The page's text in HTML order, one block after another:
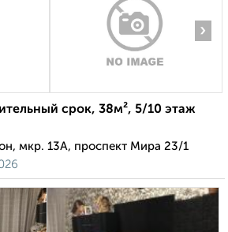
›
срок, 38м², 5/10 этаж
мкр. 13А, проспект Мира 23/1